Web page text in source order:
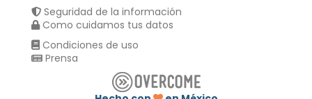
Seguridad de la información
Como cuidamos tus datos
Condiciones de uso
Prensa